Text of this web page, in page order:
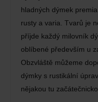
hladných dýmek
rusty a varia. Tvarů je
příjde každý milovník
oblíbené především u
Obzvláště můžeme
dýmky s rustikální
nějakou tu